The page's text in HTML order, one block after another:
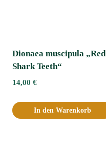
Dionaea muscipula „Red
Shark Teeth“
14,00 €
In den Warenkorb